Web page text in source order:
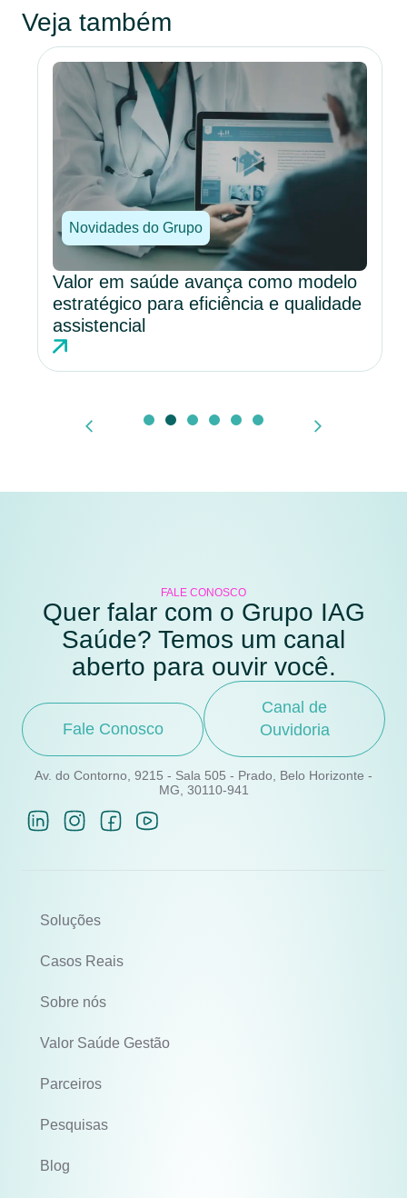
Veja também
Novidades do Grupo
Valor em saúde avança como modelo
estratégico para eficiência e qualidade
assistencial
FALE CONOSCO
Quer falar com o Grupo IAG
Saúde? Temos um canal
aberto para ouvir você.
Fale Conosco
Canal de
Ouvidoria
Av. do Contorno, 9215 - Sala 505 - Prado, Belo Horizonte -
MG, 30110-941
Soluções
Casos Reais
Sobre nós
Valor Saúde Gestão
Parceiros
Pesquisas
Blog